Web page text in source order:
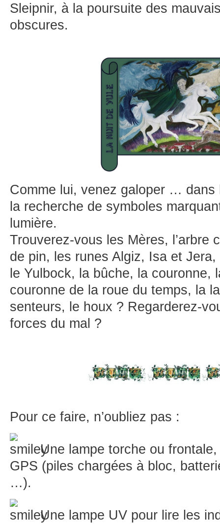
Sleipnir, à la poursuite des
obscures.
Comme lui, venez galoper … dans
la recherche de symboles
lumière.
Trouverez-vous les Mères, l’arbre
de pin, les runes Algiz, Isa et
le Yulbock, la bûche, la couronne,
couronne de la roue du temps, la
senteurs, le houx ? Regarderez-
forces du mal ?
Pour ce faire, n’oubliez pas :
Une lampe torche ou
GPS (piles chargées à bloc,
…).
Une lampe UV pour lire les